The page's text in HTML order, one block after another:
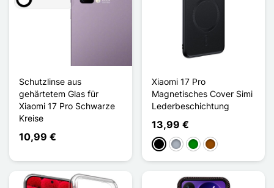
Schutzlinse aus
gehärtetem Glas für
Xiaomi 17 Pro Schwarze
Kreise
10,99 €
Xiaomi 17 Pro
Magnetisches Cover Simi
Lederbeschichtung
13,99 €
Schwarz
GrauGrünBraun